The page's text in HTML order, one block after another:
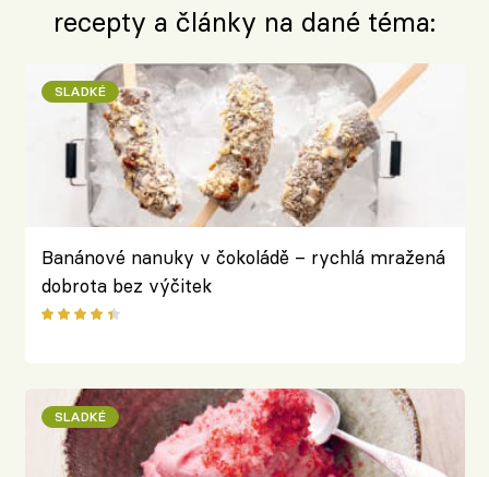
recepty a články na dané téma:
SLADKÉ
Banánové nanuky v čokoládě – rychlá mražená
dobrota bez výčitek
SLADKÉ